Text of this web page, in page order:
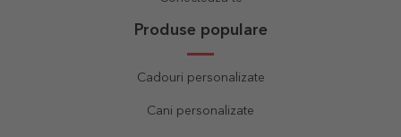
Produse populare
Cadouri personalizate
Cani personalizate